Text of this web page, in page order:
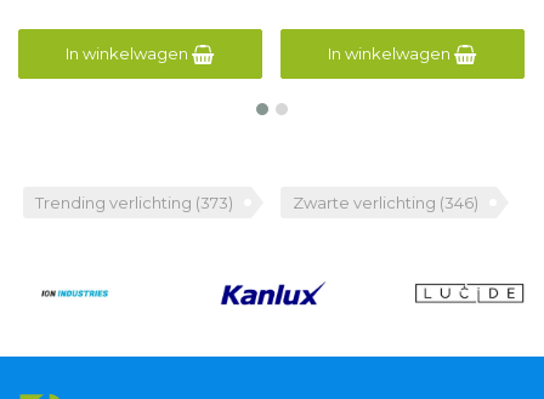
In winkelwagen In winkelwagen
Trending verlichting (373) Zwarte verlichting (346)